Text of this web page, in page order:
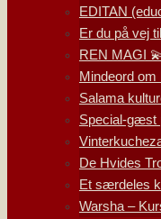
EDITAN
Er du på vej
REN MAGI
Mindeord om
Salama
Special-gæst
De Hvides
Et særdeles
Warsha –